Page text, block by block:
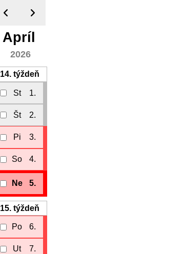
Apríl
2026
14. týždeň
St 1.
Št 2.
Pi 3.
So 4.
Ne 5.
15. týždeň
Po 6.
Ut 7.